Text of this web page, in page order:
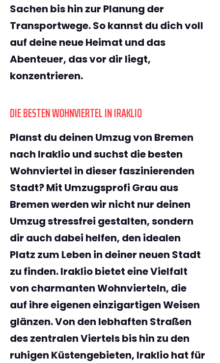
Sachen bis hin zur Planung der
Transportwege. So kannst du dich voll
auf deine neue Heimat und das
Abenteuer, das vor dir liegt,
konzentrieren.
DIE BESTEN WOHNVIERTEL IN IRAKLIO
Planst du deinen Umzug von Bremen
nach Irakliound suchst die besten
Wohnviertel in dieser faszinierenden
Stadt? Mit Umzugsprofi Grau aus
Bremenwerden wir nicht nur deinen
Umzug stressfrei gestalten, sondern
dir auch dabei helfen, den idealen
Platz zum Leben in deiner neuen Stadt
zu finden. Iraklio bietet eine Vielfalt
von charmanten Wohnvierteln, die
auf ihre eigenen einzigartigen Weisen
glänzen. Von den lebhaften Straßen
des zentralen Viertels bis hin zu den
ruhigen Küstengebieten, Iraklio hat für